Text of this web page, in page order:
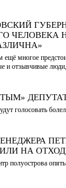
ЧЕЛОВЕКА
ещё многое
и отзывчивые
голосовать
НА
полуострова